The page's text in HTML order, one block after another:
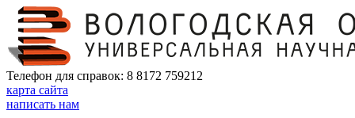
Телефон для справок: 8 8172 759212
карта сайта
написать нам